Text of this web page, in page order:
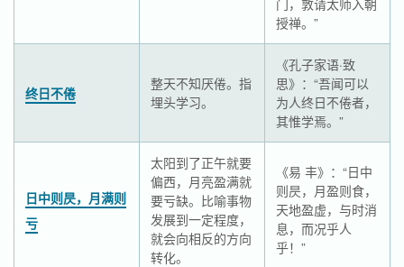
门，敦请太师入朝
授禅。”
终日不倦
整天不知厌倦。指
埋头学习。
《孔子家语·致
思》：“吾闻可以
为人终日不倦者，
其惟学焉。”
日中则昃，月满则
亏
太阳到了正午就要
偏西，月亮盈满就
要亏缺。比喻事物
发展到一定程度，
就会向相反的方向
转化。
《易 丰》：“日中
则昃，月盈则食，
天地盈虚，与时消
息，而况乎人
乎！”